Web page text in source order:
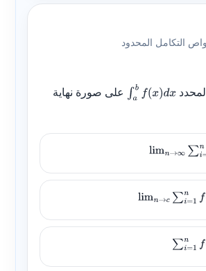
التكامل المحدود
∫ab f(x)dx
على صورة نهاية
limn→∞∑i=1n
limn→c ∑i=1nf x
∑i=1n f(